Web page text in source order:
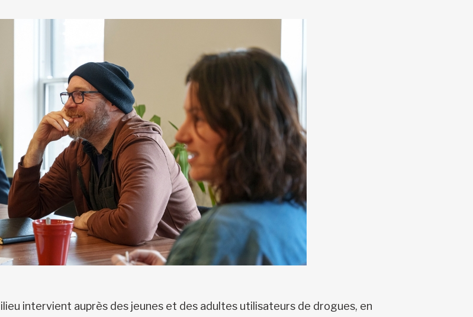
intervient auprès des jeunes et des adultes utilisateurs de drogues, en